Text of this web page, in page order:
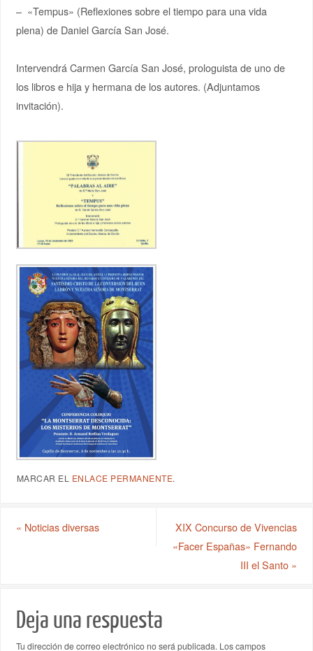
– «Tempus» (Reflexiones sobre el tiempo para una vida
plena) de Daniel García San José.
Intervendrá Carmen García San José, prologuista de uno de
los libros e hija y hermana de los autores. (Adjuntamos
invitación).
MARCAR EL ENLACE PERMANENTE.
« Noticias diversas
XIX Concurso de Vivencias
«Facer Españas» Fernando
III el Santo »
Deja una respuesta
Tu dirección de correo electrónico no será publicada. Los campos